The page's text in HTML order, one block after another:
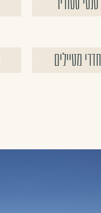
חדרי מטיילים